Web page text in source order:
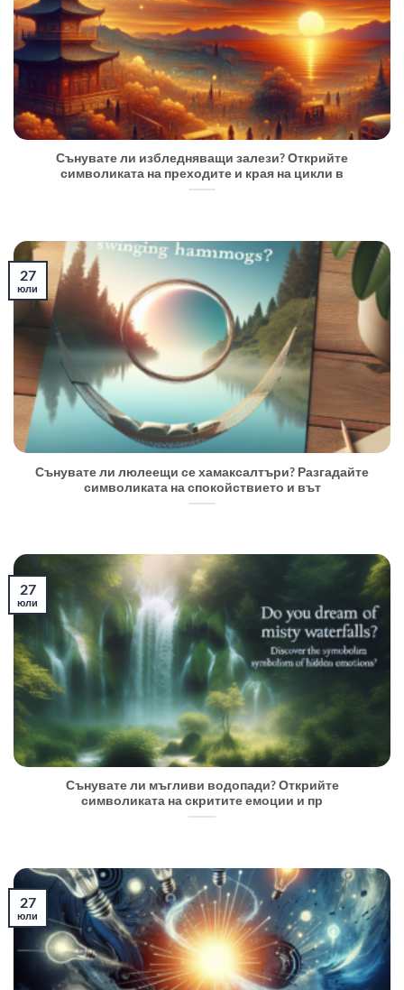
Сънувате ли избледняващи залези? Открийте
символиката на преходите и края на цикли в
Сънувате ли люлеещи се хамаксалтъри? Разгадайте
символиката на спокойствието и вът
27
юли
Сънувате ли мъгливи водопади? Открийте
символиката на скритите емоции и пр
27
юли
27
юли